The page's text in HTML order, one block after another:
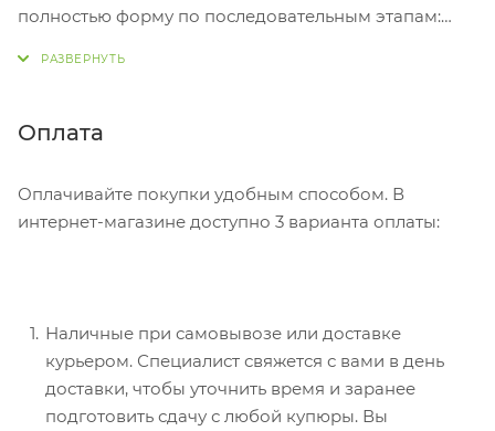
полностью форму по последовательным этапам:
Нажмите кнопку «Оформить заказ».
Оплата
Оплачивайте покупки удобным способом. В
интернет-магазине доступно 3 варианта оплаты:
Наличные при самовывозе или доставке
курьером. Специалист свяжется с вами в день
доставки, чтобы уточнить время и заранее
подготовить сдачу с любой купюры. Вы